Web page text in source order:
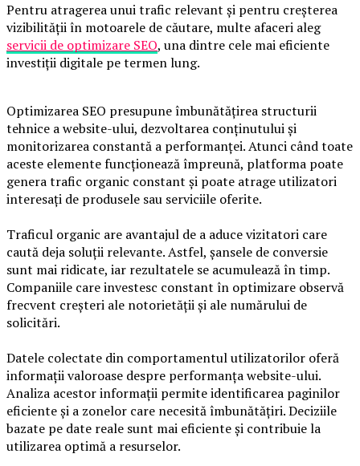
Pentru atragerea unui trafic relevant și pentru creșterea
vizibilității în motoarele de căutare, multe afaceri aleg
servicii de optimizare SEO, una dintre cele mai eficiente
investiții digitale pe termen lung.
Optimizarea SEO presupune îmbunătățirea structurii
tehnice a website-ului, dezvoltarea conținutului și
monitorizarea constantă a performanței. Atunci când toate
aceste elemente funcționează împreună, platforma poate
genera trafic organic constant și poate atrage utilizatori
interesați de produsele sau serviciile oferite.
Traficul organic are avantajul de a aduce vizitatori care
caută deja soluții relevante. Astfel, șansele de conversie
sunt mai ridicate, iar rezultatele se acumulează în timp.
Companiile care investesc constant în optimizare observă
frecvent creșteri ale notorietății și ale numărului de
solicitări.
Datele colectate din comportamentul utilizatorilor oferă
informații valoroase despre performanța website-ului.
Analiza acestor informații permite identificarea paginilor
eficiente și a zonelor care necesită îmbunătățiri. Deciziile
bazate pe date reale sunt mai eficiente și contribuie la
utilizarea optimă a resurselor.